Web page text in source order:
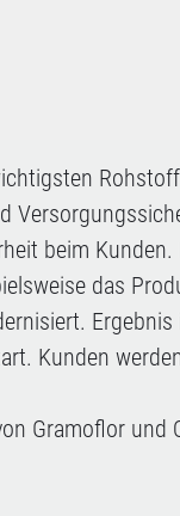
beim
das
Kunden
Gramoflor